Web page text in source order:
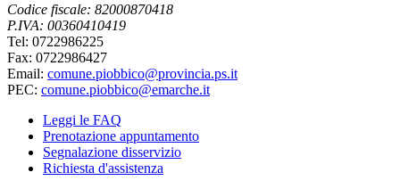
Codice fiscale: 82000870418
P.IVA: 00360410419
Tel: 0722986225
Fax: 0722986427
Email: comune.piobbico@provincia.ps.it
PEC: comune.piobbico@emarche.it
Leggi le FAQ
Prenotazione appuntamento
Segnalazione disservizio
Richiesta d'assistenza